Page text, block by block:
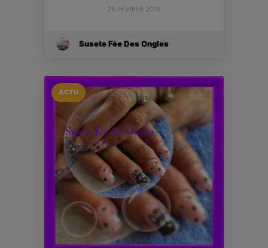
26 FÉVRIER 2019
Susete Fée Des Ongles
ACTU